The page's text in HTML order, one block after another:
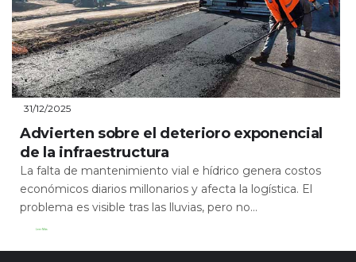
31/12/2025
Advierten sobre el deterioro exponencial
de la infraestructura
La falta de mantenimiento vial e hídrico genera costos
económicos diarios millonarios y afecta la logística. El
problema es visible tras las lluvias, pero no...
Leer Más